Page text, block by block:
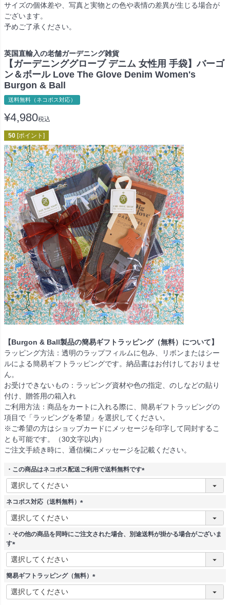
サイズの個体差や、写真と実物との色や表情の差異が生じる場合が
ございます。
予めご了承ください。
英国直輸入の老舗ガーデニング雑貨
【ガーデニンググローブ デニム 女性用 手袋】バーゴ
ン＆ボール Love The Glove Denim Women's
Burgon & Ball
送料無料（ネコポス対応）
¥4,980税込
50 [ポイント]
【Burgon & Ball製品の簡易ギフトラッピング（無料）について】
ラッピング方法：透明のラップフィルムに包み、リボンまたはシー
ルによる簡易ギフトラッピングです。納品書はお付けしておりませ
ん。
お受けできないもの：ラッピング資材や色の指定、のしなどの貼り
付け、贈答用の箱入れ
ご利用方法：商品をカートに入れる際に、簡易ギフトラッピングの
項目で「ラッピングを希望」を選択してください。
※ご希望の方はショップカードにメッセージを印字して同封するこ
とも可能です。（30文字以内）
ご注文手続き時に、通信欄にメッセージを記載ください。
・この商品はネコポス配送ご利用で送料無料です
(
ネコポス対応（送料無料）
(
須
・その他の商品を同時にご注文された場合、別途送料が掛かる場合がございま
す
(
必
須
簡易ギフトラッピング（無料）
(